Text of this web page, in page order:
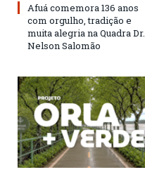
Afuá comemora 136 anos
com orgulho, tradição e
muita alegria na Quadra Dr.
Nelson Salomão